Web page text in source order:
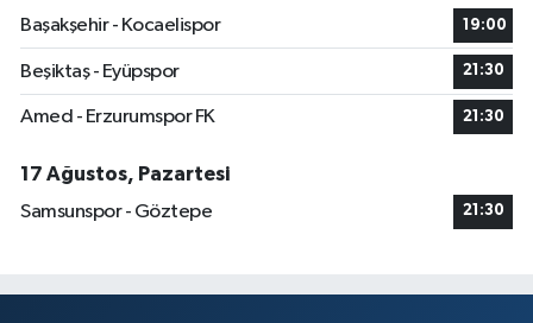
Başakşehir - Kocaelispor
19:00
Beşiktaş - Eyüpspor 21:30
Amed - Erzurumspor FK 21:30
17 Ağustos, Pazartesi
Samsunspor - Göztepe
21:30